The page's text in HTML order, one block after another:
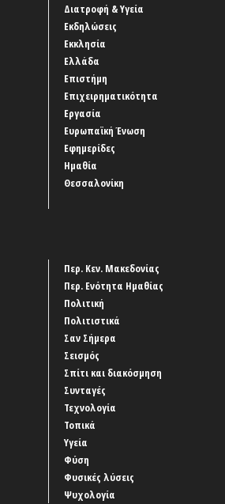
Διατροφή & Υγεία
Εκδηλώσεις
Εκκλησία
Ελλάδα
Επιστήμη
Επιχειρηματικότητα
Εργασία
Ευρωπαϊκή Ένωση
Εφημερίδες
Ημαθία
Θεσσαλονίκη
Περ. Κεν. Μακεδονίας
Περ. Ενότητα Ημαθίας
Πολιτική
Πολιτιστικά
Σαν Σήμερα
Σεισμός
Σπίτι και διακόσμηση
Συνταγές
Τεχνολογία
Τοπικά
Υγεία
Φύση
Φυσικές λύσεις
Ψυχολογία